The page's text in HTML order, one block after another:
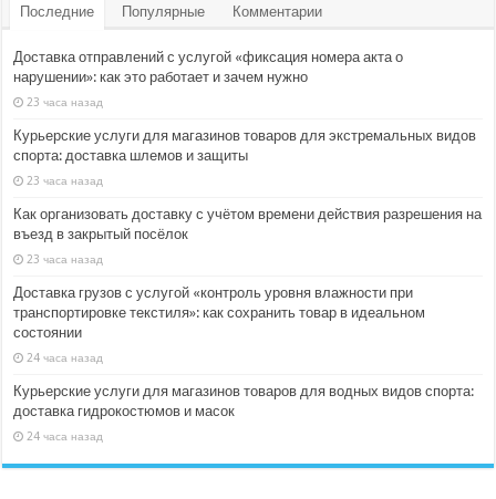
Последние Популярные Комментарии
Доставка отправлений с услугой «фиксация номера акта о
нарушении»: как это работает и зачем нужно
23 часа назад
Курьерские услуги для магазинов товаров для экстремальных видов
спорта: доставка шлемов и защиты
23 часа назад
Как организовать доставку с учётом времени действия разрешения на
въезд в закрытый посёлок
23 часа назад
Доставка грузов с услугой «контроль уровня влажности при
транспортировке текстиля»: как сохранить товар в идеальном
состоянии
24 часа назад
Курьерские услуги для магазинов товаров для водных видов спорта:
доставка гидрокостюмов и масок
24 часа назад